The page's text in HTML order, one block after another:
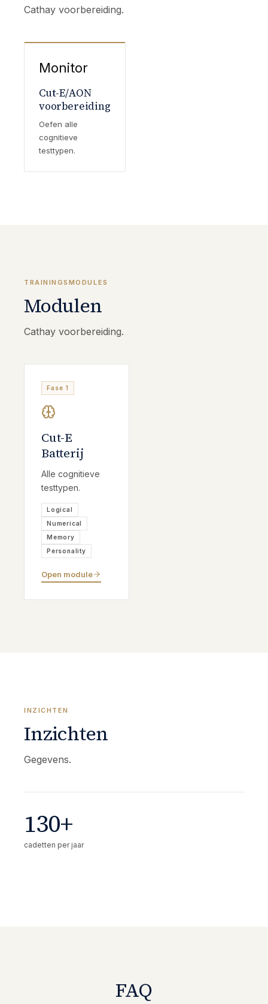
Cathay voorbereiding.
Monitor
Cut-E/AON
voorbereiding
Oefen alle
cognitieve
testtypen.
TRAININGSMODULES
Modulen
Cathay voorbereiding.
Fase 1
Cut-E
Batterij
Alle cognitieve
testtypen.
Logical
Numerical
Memory
Personality
Open module
INZICHTEN
Inzichten
Gegevens.
130+
cadetten per jaar
FAQ